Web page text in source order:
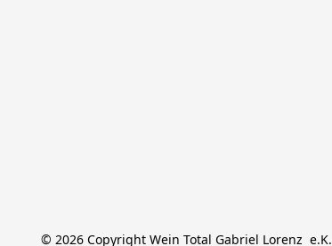
© 2026 Copyright Wein Total Gabriel Lorenz  e.K.